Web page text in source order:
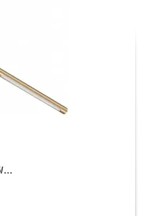
П
одсветка для картин Aledo 6635/7WL